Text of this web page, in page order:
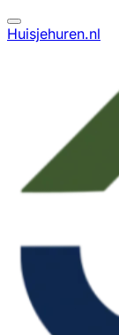
Huisjehuren.nl